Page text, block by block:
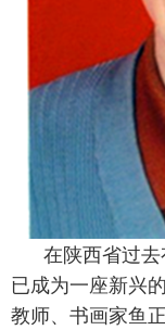
在陕西省过去
已成为一座新兴
教师、书画家鱼